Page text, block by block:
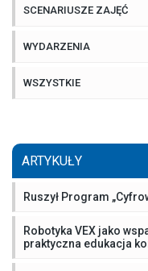
SCENARIUSZE ZAJĘĆ
WYDARZENIA
WSZYSTKIE
ARTYKUŁY
Ruszył Program
Robotyka VEX jako
praktyczna edukacja